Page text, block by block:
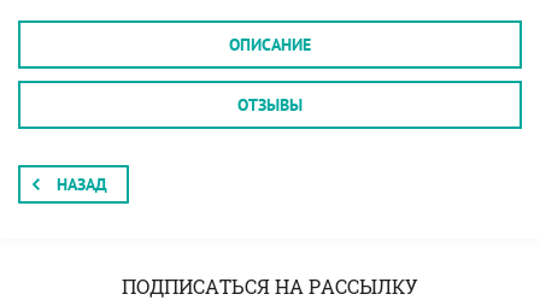
ОПИСАНИЕ
ОТЗЫВЫ
НАЗАД
ПОДПИСАТЬСЯ НА РАССЫЛКУ